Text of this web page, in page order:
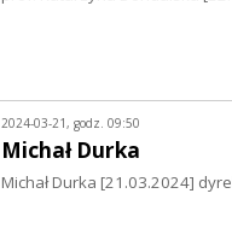
2024-03-21, godz. 09:50
Michał Durka
Michał Durka [21.03.2024]